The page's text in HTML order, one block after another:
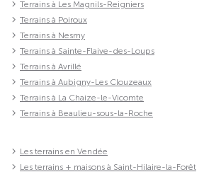
Terrains à Les Magnils-Reigniers
Terrains à Poiroux
Terrains à Nesmy
Terrains à Sainte-Flaive-des-Loups
Terrains à Avrillé
Terrains à Aubigny-Les Clouzeaux
Terrains à La Chaize-le-Vicomte
Terrains à Beaulieu-sous-la-Roche
Les terrains en Vendée
Les terrains + maisons à Saint-Hilaire-la-Forêt